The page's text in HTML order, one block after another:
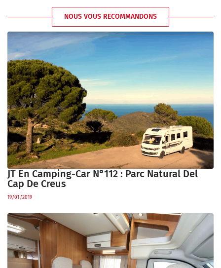
NOUS VOUS RECOMMANDONS
JT En Camping-Car N°112 : Parc Natural Del
Cap De Creus
19/01/2019